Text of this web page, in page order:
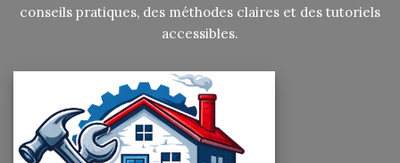
conseils pratiques, des méthodes claires et des tutoriels
accessibles.